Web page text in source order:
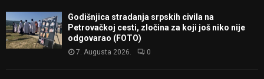
Godišnjica stradanja srpskih civila na
Petrovačkoj cesti, zločina za koji još niko nije
odgovarao (FOTO)
7. Augusta 2026. 0